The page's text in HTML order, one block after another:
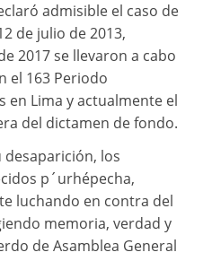
admisible el caso de
de julio de 2013,
2017 se llevaron a cabo
el 163 Periodo
en Lima y actualmente el
del dictamen de fondo.
desaparición, los
p´urhépecha,
luchando en contra del
memoria, verdad y
de Asamblea General